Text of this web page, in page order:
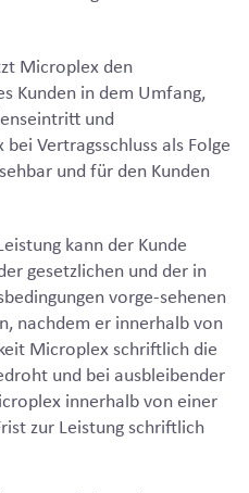
Microplex den
Kunden in dem Umfang,
und
Vertragsschluss als Folge
und für den Kunden
kann der Kunde
gesetzlichen und der in
vorge-sehenen
nachdem er innerhalb von
Microplex schriftlich die
und bei ausbleibender
innerhalb von einer
zur Leistung schriftlich